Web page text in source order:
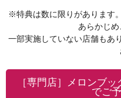
※特典は数に限りがあります
あらかじめ
一部実施していない店舗もあ
［専門店］メロンブ
でご